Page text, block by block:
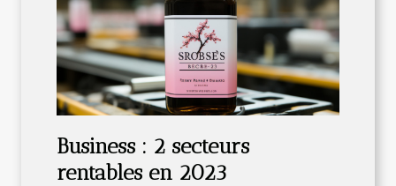
Business : 2 secteurs
rentables en 2023